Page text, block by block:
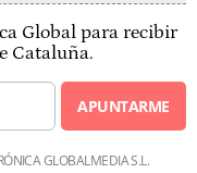
Global para recibir
Cataluña.
APUNTARME
GLOBALMEDIA S.L.